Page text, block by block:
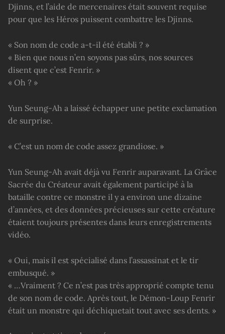
Djinns, et l’aide de mercenaires était souvent requise
pour que les Héros puissent combattre les Djinns.
« Son nom de code a-t-il été établi ? »
« Bien que nous n’en soyons pas sûrs, nos sources
disent que c’est Fenrir. »
« Oh ? »
Yun Seung-Ah a laissé échapper une petite exclamation
de surprise.
« C’est un nom de code assez grandiose. »
Yun Seung-Ah avait déjà vu Fenrir auparavant. La Grâce
Sacrée du Créateur avait également participé à la
bataille contre ce monstre il y a environ une dizaine
d’années, et des données précieuses sur cette créature
étaient toujours présentes dans leurs enregistrements
vidéo.
« Oui, mais il est spécialisé dans l’assassinat et le tir
embusqué. »
« …Vraiment ? Ce n’est pas très approprié compte tenu
de son nom de code. Après tout, le Démon-Loup Fenrir
était un monstre qui déchiquetait tout avec ses dents. »